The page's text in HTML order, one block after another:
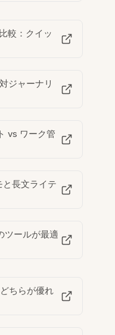
較：クイッ
ジャーナリ
vs ワーク管
長文ライテ
ツールが最適
ちらが優れ